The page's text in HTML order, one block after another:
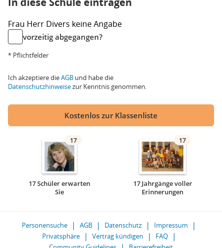
Frau Herr Divers keine Angabe
vorzeitig abgegangen?
* Pflichtfelder
Ich akzeptiere dieAGB und habe die
Datenschutzhinweisezur Kenntnis genommen.
Kostenlos zur Klassenliste
17
17 Schüler erwarten
Sie
17
17 Jahrgänge voller
Erinnerungen
Personensuche AGB Datenschutz
Impressum
Privatsphäre
Vertrag kündigen
FAQ